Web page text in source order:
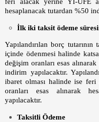
feri alacak yerine Yİ-ÜFE
hesaplanacak tutardan %50
İlk iki taksit ödeme
Yapılandırılan borç
içinde ödenmesi halinde
değişim oranları esas
indirim yapılacaktır.
ibaret olması halinde ise
oranları esas alınarak
yapılacaktır.
Taksitli Ödeme